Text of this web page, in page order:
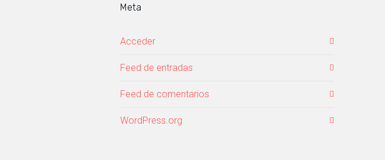
Meta
Acceder
Feed de entradas
Feed de comentarios
WordPress.org